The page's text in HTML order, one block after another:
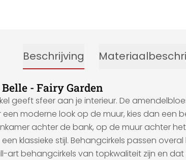
Beschrijving
- Fairy Garden
geeft sfeer aan je interieur. De
een moderne look op de muur, kies dan
achter de bank, op de muur achter
klassieke stijl. Behangcirkels passen
art behangcirkels van topkwaliteit zijn en